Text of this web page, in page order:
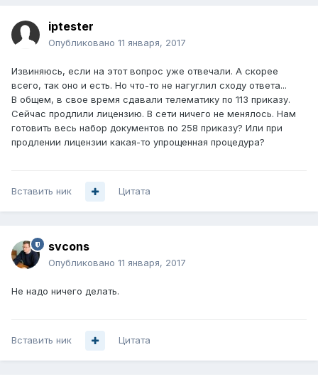
iptester
Опубликовано 11 января, 2017
Извиняюсь, если на этот вопрос уже отвечали. А скорее
всего, так оно и есть. Но что-то не нагуглил сходу ответа...
В общем, в свое время сдавали телематику по 113 приказу.
Сейчас продлили лицензию. В сети ничего не менялось. Нам
готовить весь набор документов по 258 приказу? Или при
продлении лицензии какая-то упрощенная процедура?
Вставить ник Цитата
svcons
Опубликовано 11 января, 2017
Не надо ничего делать.
Вставить ник Цитата